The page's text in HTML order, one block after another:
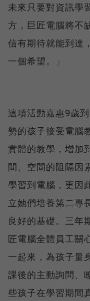
未來只要對資訊學
方，巨匠電腦將不
信有期待就能到達
一個希望。」
這項活動嘉惠9歲
勢的孩子接受電腦
實體的教學，增加
間、空間的阻隔因
學習到電腦，更因
立她們培養第二專
良好的基礎。三年
匠電腦全體員工關
一起來，為孩子量
課後的主動詢問、
些孩子在學習期間